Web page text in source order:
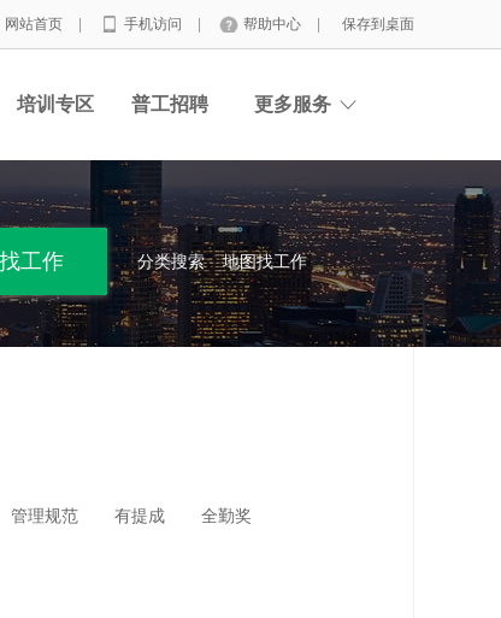
网站首页 手机访问 帮助中心 保存到桌面
培训专区 普工招聘 更多服务
分类搜索 地图找工作
管理规范 有提成 全勤奖